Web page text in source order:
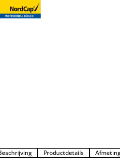
Productdetails